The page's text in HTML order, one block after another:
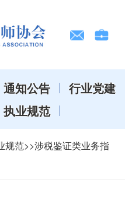
通知公告
行业党建
执业规范
规范>>涉税鉴证类业务指